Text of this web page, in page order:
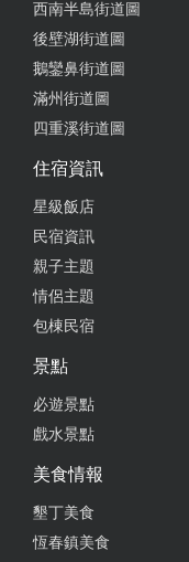
親子超友善 櫃
到墾丁大街只
啡 洗髮精&沐
會再來♥️
丁大街，地點
西南半島街道圖
後壁湖街道圖
鵝鑾鼻街道圖
滿州街道圖
四重溪街道圖
住宿資訊
星級飯店
民宿資訊
親子主題
情侶主題
包棟民宿
景點
必遊景點
戲水景點
美食情報
墾丁美食
恆春鎮美食